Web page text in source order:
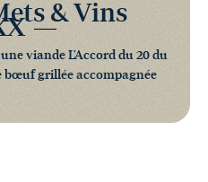
& Vins
viande L'Accord du 20 du
bœuf grillée accompagnée